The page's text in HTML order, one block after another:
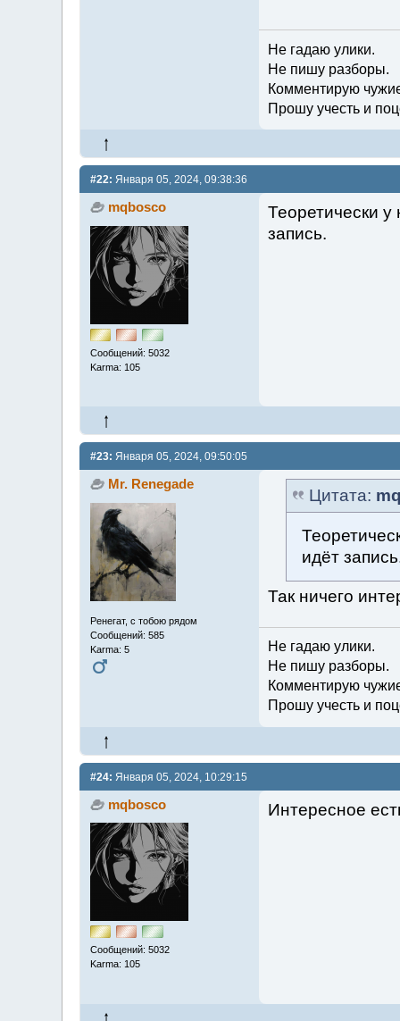
Не гадаю улики.
Не пишу разборы.
Комментирую
Прошу учесть и
#22: Января 05, 2024, 09:38:36
mqbosco
Сообщений: 5032
Karma: 105
Теоретически
запись.
#23: Января 05, 2024, 09:50:05
Mr. Renegade
Ренегат, с тобою рядом
Сообщений: 585
Karma: 5
Цитата:
идёт
Так ничего
Не гадаю улики.
Не пишу разборы.
Комментирую
Прошу учесть и
#24: Января 05, 2024, 10:29:15
mqbosco
Сообщений: 5032
Karma: 105
Интересное